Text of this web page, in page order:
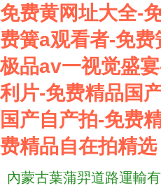
免费黄网址大全-
费簧a观看者-免
极品av一视觉盛
利片-免费精品国
国产自产拍-免费
费精品自在拍精选
內蒙古葉蒲羿道路運輸